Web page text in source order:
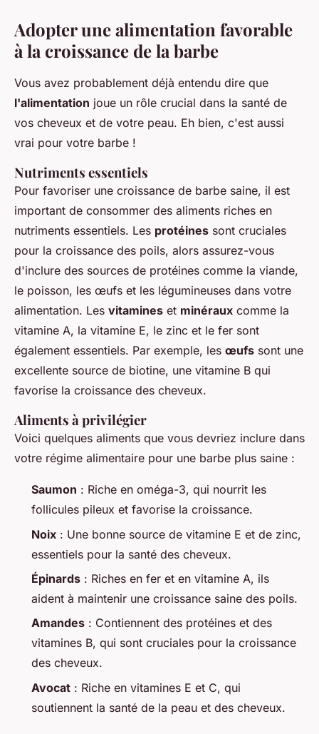
Adopter une alimentation favorable
à la croissance de la barbe
Vous avez probablement déjà entendu dire que
l'alimentation joue un rôle crucial dans la santé de
vos cheveux et de votre peau. Eh bien, c'est aussi
vrai pour votre barbe !
Nutriments essentiels
Pour favoriser une croissance de barbe saine, il est
important de consommer des aliments riches en
nutriments essentiels. Les protéines sont cruciales
pour la croissance des poils, alors assurez-vous
d'inclure des sources de protéines comme la viande,
le poisson, les œufs et les légumineuses dans votre
alimentation. Les vitamines et minéraux comme la
vitamine A, la vitamine E, le zinc et le fer sont
également essentiels. Par exemple, les œufs sont une
excellente source de biotine, une vitamine B qui
favorise la croissance des cheveux.
Aliments à privilégier
Voici quelques aliments que vous devriez inclure dans
votre régime alimentaire pour une barbe plus saine :
Saumon : Riche en oméga-3, qui nourrit les
follicules pileux et favorise la croissance.
Noix : Une bonne source de vitamine E et de zinc,
essentiels pour la santé des cheveux.
Épinards : Riches en fer et en vitamine A, ils
aident à maintenir une croissance saine des poils.
Amandes : Contiennent des protéines et des
vitamines B, qui sont cruciales pour la croissance
des cheveux.
Avocat : Riche en vitamines E et C, qui
soutiennent la santé de la peau et des cheveux.